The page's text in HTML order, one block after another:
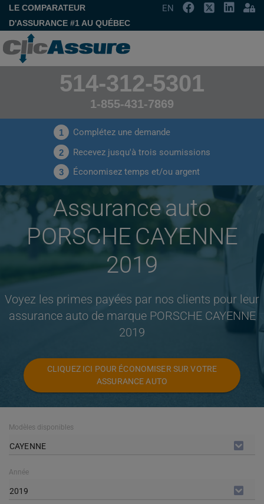
LE COMPARATEUR
D'ASSURANCE #1 AU QUÉBEC
EN
514-312-5301
1-855-431-7869
1 Complétez une demande
2 Recevez jusqu'à trois soumissions
3 Économisez temps et/ou argent
Assurance auto
PORSCHE CAYENNE
2019
Voyez les primes payées par nos clients pour leur
assurance auto de marque PORSCHE CAYENNE
2019
CLIQUEZ ICI POUR ÉCONOMISER SUR VOTRE
ASSURANCE AUTO
Modèles disponibles
CAYENNE
Année
2019